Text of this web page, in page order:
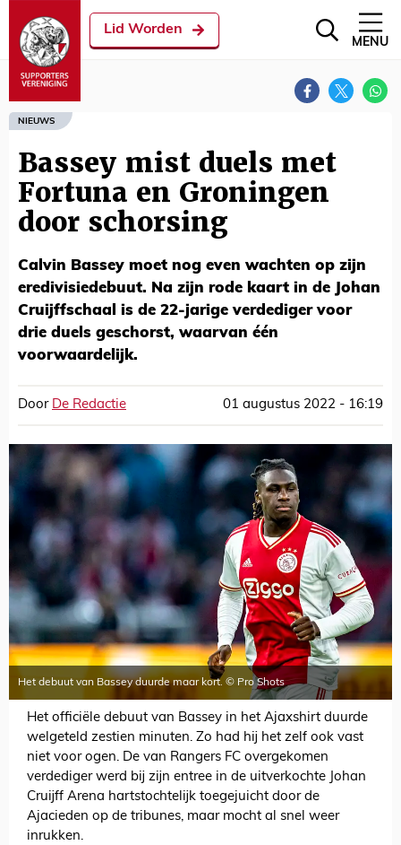
Lid Worden
MENU
NIEUWS
Bassey mist duels met
Fortuna en Groningen
door schorsing
Calvin Bassey moet nog even wachten op zijn
eredivisiedebuut. Na zijn rode kaart in de Johan
Cruijffschaal is de 22-jarige verdediger voor
drie duels geschorst, waarvan één
voorwaardelijk.
Door De Redactie 01 augustus 2022 - 16:19
Het debuut van Bassey duurde maar kort. © Pro Shots
Het officiële debuut van Bassey in het Ajaxshirt duurde
welgeteld zestien minuten. Zo had hij het zelf ook vast
niet voor ogen. De van Rangers FC overgekomen
verdediger werd bij zijn entree in de uitverkochte Johan
Cruijff Arena hartstochtelijk toegejuicht door de
Ajacieden op de tribunes, maar mocht al snel weer
inrukken.